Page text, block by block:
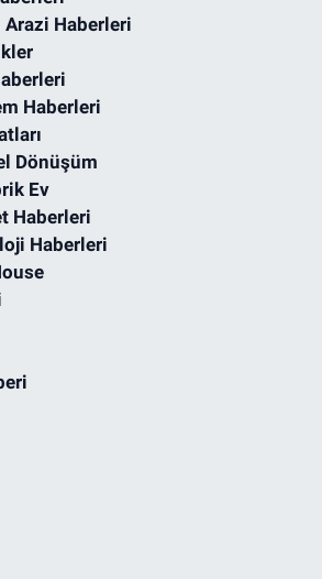
Arazi Haberleri
Haberleri
Dönüşüm
Ev
Haberleri
Haberleri